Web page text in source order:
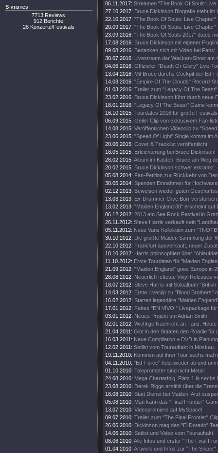
Statistics
7713 Reviews
912 Berichte
26 Konzerte/Festivals
06.11.2017: Streamen "The Book Of Souls:Live
27.10.2017: Bruce Dickinson Biografie steht im
22.10.2017: "The Book Of Souls: Live Chapter"
20.09.2017: "The Book Of Souls: Live Chapter"
23.09.2016: "The Book Of Souls 2017" dates
17.08.2016: Bruce Dickinson mit eigener
09.08.2016: Bedanken sich mit Video bei Fans!
30.07.2016: Livestream der Wacken-Show am
04.06.2016: Offizieller "Death Or Glory" Live-
13.04.2016: Mit Bruce durchs Cockpit der Ed-
14.03.2016: "Empire Of The Clouds" Record-
01.03.2016: Trailer zum "Legacy Of The Beast"
23.02.2016: Bruce Dickinson führt durch neue
18.01.2016: "Legacy Of The Beast" Game
16.10.2015: Tourdates 2016 für große
06.09.2015: Geiler Clip von exklusivem Fan-
14.08.2015: Veröffentlichen Videoclip zu
23.06.2015: "Speed Of Light" Single kommt im
20.06.2015: Cover & Tracklist veröffentlicht
18.05.2015: Erleichterung bei Bruce Dickinson!
28.02.2015: Album im Kasten. Bruce am Weg
20.02.2015: Bruce Dickinson schwer erkrankt.
05.08.2014: Fan-Petition zur Rückkehr von
30.05.2014: Spenden Einnahmen für
02.12.2013: Beweisen wieder guten
13.03.2013: Ex-Drummer Clive Burr verstorben.
13.02.2013: "Maiden England 88" erscheint auf
06.12.2012: 2013 am See Rock Festival in Graz
26.11.2012: Steve Harris verkauft sein
05.11.2012: Neue Vans Kollektion zum
30.10.2012: Die größte Maiden Sammlung der
22.10.2012: Frankfurt ausverkauft, neuer
18.10.2012: Harris philosophiert über
11.10.2012: Erste Tourdaten für "Maiden
21.09.2012: "Maiden England" goes Europe in
28.08.2012: Neuerlich fetteste Vinyl Releases
18.07.2012: Steve Harris mit Soloalbum "British
14.03.2012: Erste Liveclip zu "Blood Brothers"
16.02.2012: Starten legendäre "Maiden
17.01.2012: Fettes "EN VIVO!" Livepackage
03.01.2012: Neues Projekt um Adrian Smith.
02.01.2012: Wichtige Nachricht an Fans: Heute
21.04.2011: Gibt in den Staaten den Roadie für
16.03.2011: Neue Compilation + DVD in
12.02.2011: Setlist vom Tourauftakt in Moskau.
19.11.2010: Kommen auf ihrer Tour sechs mal
04.11.2010: "Ed-Force" hebt wieder ab und
01.10.2010: Teleprompter sind nicht Metal!
24.08.2010: Mega Charterfolg. Platz 1 in sechs
23.08.2010: Derek Riggs erzählt über die
16.08.2010: Statt Dienst bei Maiden. Arzt
05.08.2010: Man kann das "Final Frontier"
13.07.2010: Videopremiere auf MySpace!
09.07.2010: Trailer zum "The Final Frontier"
26.06.2010: Dickinson mag den "El Dorado"
14.06.2010: Setlist und Video vom Tourauftakt.
08.06.2010: Alle Infos und erster "The Final
01.04.2010: Artwork und Infos zur "The Sniper"